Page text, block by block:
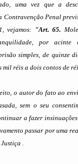
uma vez que a
Contravenção Penal
vejamos:
"Art. 65.
por acinte
simples, de quinze
mil réis a dois contos de
o autor do fato ao
sem o seu
a fazer
passar por uma
.